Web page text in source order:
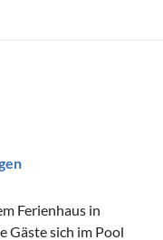
Ferienhaus in
Gäste sich im Pool